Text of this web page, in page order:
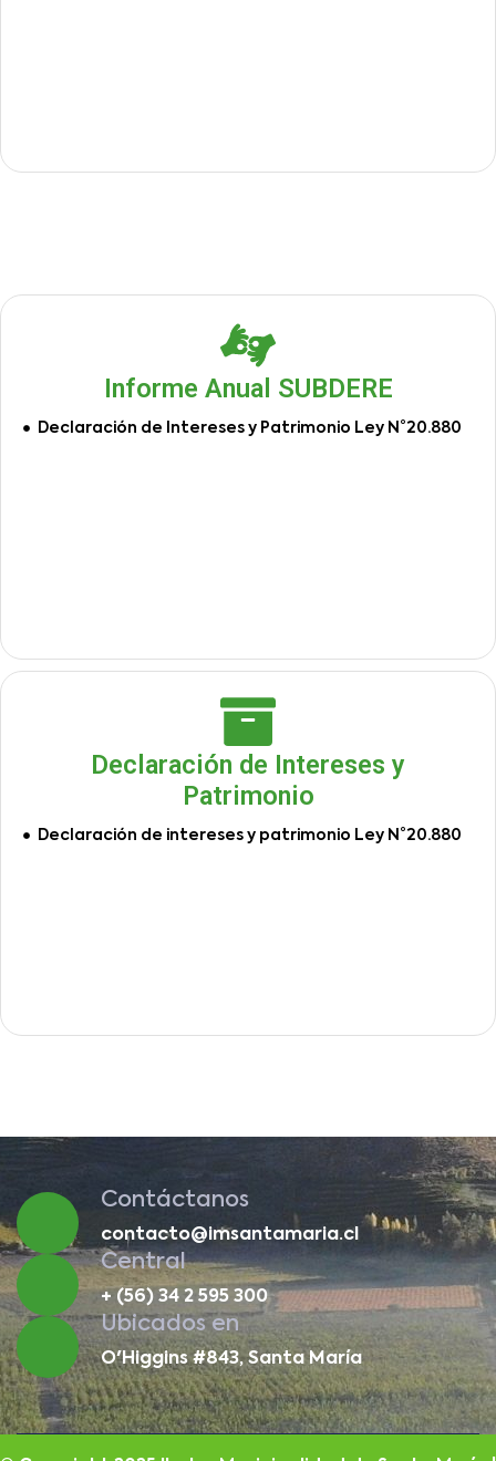
Informe Anual SUBDERE
Declaración de Intereses y Patrimonio Ley N°20.880
Declaración de Intereses y
Patrimonio
Declaración de intereses y patrimonio Ley N°20.880
Contáctanos
contacto@imsantamaria.cl
Central
+ (56) 34 2 595 300
Ubicados en
O'Higgins #843, Santa María